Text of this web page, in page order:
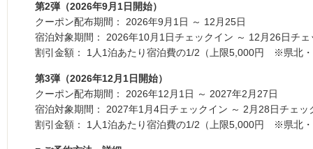
第2弾（2026年9月1日開始）
クーポン配布期間： 2026年9月1日 ～ 12月25日
宿泊対象期間： 2026年10月1日チェックイン ～ 12月26日チェ
割引金額： 1人1泊あたり宿泊費の1/2（上限5,000円 ※県北
第3弾（2026年12月1日開始）
クーポン配布期間： 2026年12月1日 ～ 2027年2月27日
宿泊対象期間： 2027年1月4日チェックイン ～ 2月28日チェッ
割引金額： 1人1泊あたり宿泊費の1/2（上限5,000円 ※県北